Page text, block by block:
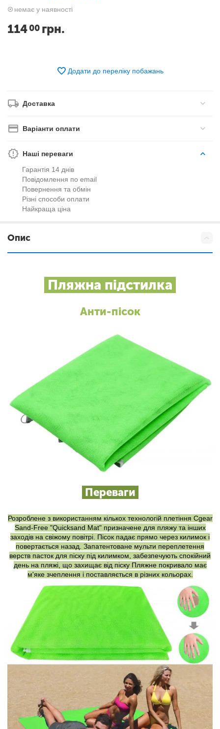
немає у наявності
11400 грн.
Додати до переліку побажань
Доставка
Варіанти оплати
Наші переваги
Гарантія 14 днів
Повідомлення по email
Повернення та обмін
Різні способи оплати
Найкраща ціна
Опис
Пляжна підстилка
Анти-пісок
Переваги
Розроблене з використанням кількох технологій плетіння Cgear
Sand-Free "Quicksand Mat" призначене для пляжу та інших
заходів на свіжому повітрі. Пісок падає прямо через килимок і
повертається назад. Запатентоване мульти переплетення
верств пасток для піску під килимком, забезпечують спокійний
день на пляжі, що захищає від піску Пляжне покривало має
м'яке зчеплення і поставляється в різних кольорах.